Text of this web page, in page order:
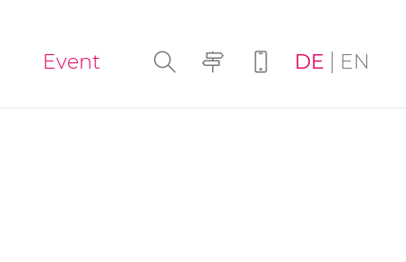
DE EN
Navigation
überspringen
Event